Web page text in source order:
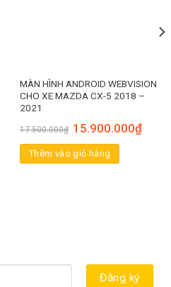
MÀN HÌNH ANDROID WEBVISION
CHO XE MAZDA CX-5 2018 –
2021
17.500.000₫ 15.900.000₫
Thêm vào giỏ hàng